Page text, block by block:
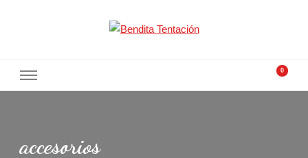
Bendita Tentación
0
accesorios